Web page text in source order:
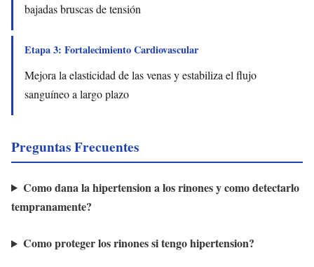
bajadas bruscas de tensión
Etapa 3: Fortalecimiento Cardiovascular
Mejora la elasticidad de las venas y estabiliza el flujo
sanguíneo a largo plazo
Preguntas Frecuentes
Como dana la hipertension a los rinones y como detectarlo
tempranamente?
Como proteger los rinones si tengo hipertension?